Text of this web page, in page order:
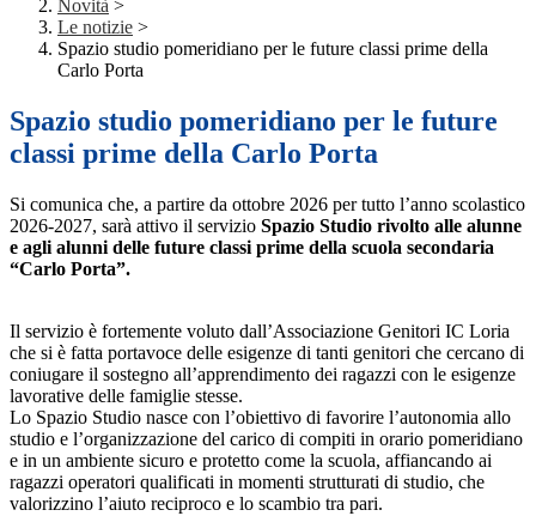
Novità >
Le notizie >
Spazio studio pomeridiano per le future classi prime della
Carlo Porta
Spazio studio pomeridiano per le future
classi prime della Carlo Porta
Si comunica che, a partire da ottobre 2026 per tutto l’anno scolastico
2026-2027, sarà attivo il servizio Spazio Studio rivolto alle alunne
e agli alunni delle future classi prime della scuola secondaria
“Carlo Porta”.
Il servizio è fortemente voluto dall’Associazione Genitori IC Loria
che si è fatta portavoce delle esigenze di tanti genitori che cercano di
coniugare il sostegno all’apprendimento dei ragazzi con le esigenze
lavorative delle famiglie stesse.
Lo Spazio Studio nasce con l’obiettivo di favorire l’autonomia allo
studio e l’organizzazione del carico di compiti in orario pomeridiano
e in un ambiente sicuro e protetto come la scuola, affiancando ai
ragazzi operatori qualificati in momenti strutturati di studio, che
valorizzino l’aiuto reciproco e lo scambio tra pari.